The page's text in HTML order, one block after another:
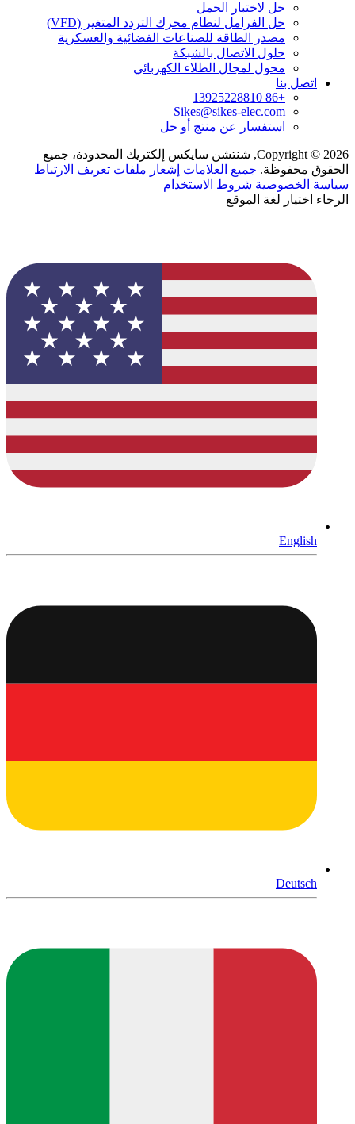
حل لاختبار الحمل
حل الفرامل لنظام محرك التردد المتغير (VFD)
مصدر الطاقة للصناعات الفضائية والعسكرية
حلول الاتصال بالشبكة
محول لمجال الطلاء الكهربائي
اتصل بنا
+86 13925228810
Sikes@sikes-elec.com
استفسار عن منتج أو حل
Copyright © 2026, شنتشن سايكس إلكتريك المحدودة، جميع
الحقوق محفوظة. جميع العلامات إشعار ملفات تعريف الارتباط
سياسة الخصوصية شروط الاستخدام
الرجاء اختيار لغة الموقع
English
Deutsch